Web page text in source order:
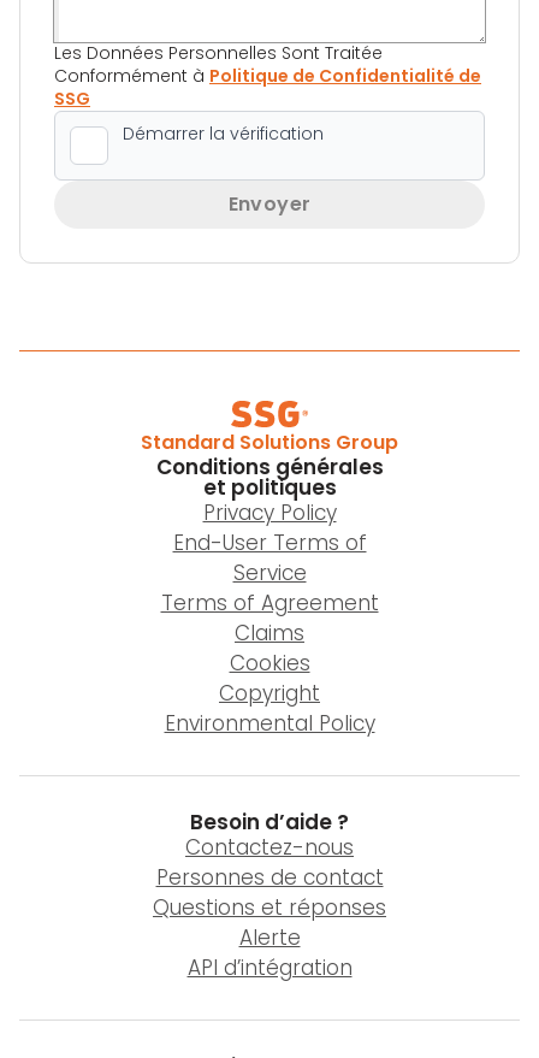
Les Données Personnelles Sont Traitée
Conformément à Politique de Confidentialité de
SSG
Envoyer
Standard Solutions Group
Conditions générales
et politiques
Privacy Policy
End-User Terms of
Service
Terms of Agreement
Claims
Cookies
Copyright
Environmental Policy
Besoin d’aide ?
Contactez-nous
Personnes de contact
Questions et réponses
Alerte
API d’intégration